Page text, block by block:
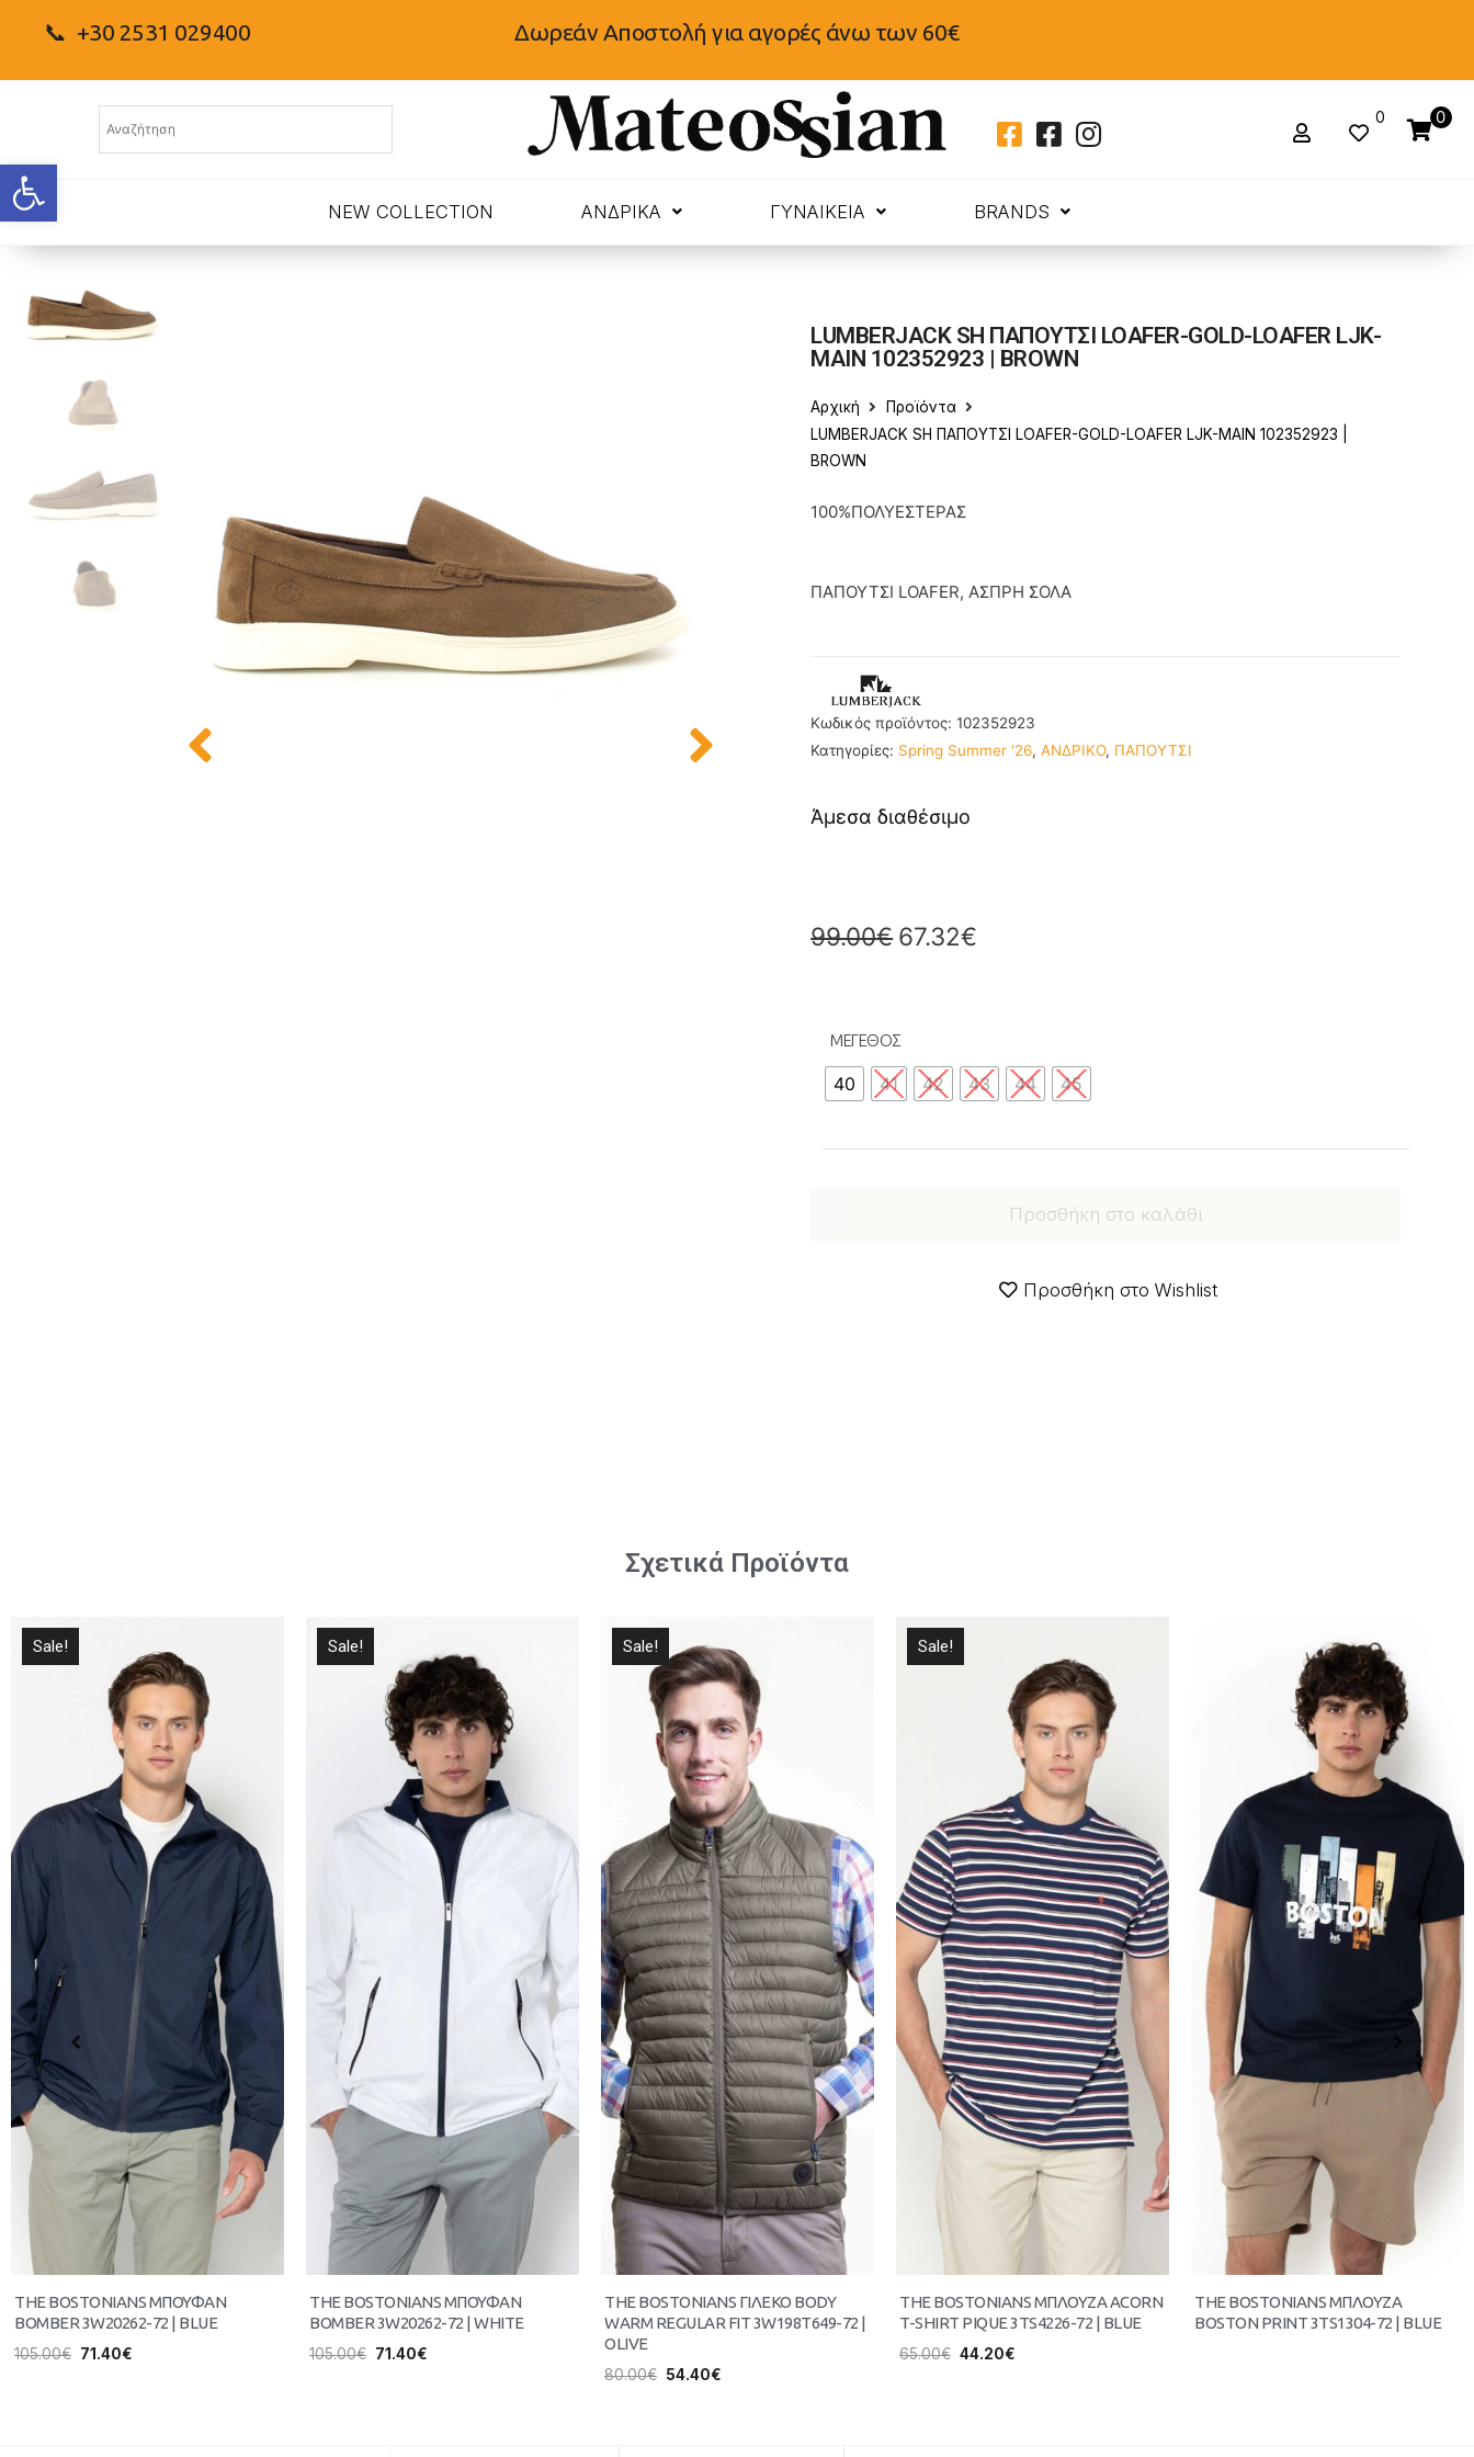
Ανοίξτε τη γραμμή εργαλείων
📞 +30 2531 029400 Δωρεάν Αποστολή για αγορές άνω των 60€
0 0
NEW COLLECTION ΑΝΔΡΙΚΑ ΓΥΝΑΙΚΕΙΑ BRANDS
LUMBERJACK SH ΠΑΠΟΥΤΣΙ LOAFER-GOLD-LOAFER LJK-
MAIN 102352923 | BROWN
Αρχική
Προϊόντα
LUMBERJACK SH ΠΑΠΟΥΤΣΙ LOAFER-GOLD-LOAFER LJK-MAIN 102352923 |
BROWN
100%ΠΟΛΥΕΣΤΕΡΑΣ
ΠΑΠΟΥΤΣΙ LOAFER, ΑΣΠΡΗ ΣΟΛΑ
Κωδικός προϊόντος:102352923
Κατηγορίες: Spring Summer '26,ΑΝΔΡΙΚΟ, ΠΑΠΟΥΤΣΙ
Άμεσα διαθέσιμο
99.00€ 67.32€
ΜΕΓΕΘΟΣ
40 41 42 43 44 45
Προσθήκη στο καλάθι
Προσθήκη στο Wishlist
Σχετικά Προϊόντα
Sale!
THE BOSTONIANS ΜΠΟΥΦΑΝ
BOMBER 3W20262-72 | BLUE
105.00€ 71.40€
Sale!
THE BOSTONIANS ΜΠΟΥΦΑΝ
BOMBER 3W20262-72 | WHITE
105.00€ 71.40€
Sale!
THE BOSTONIANS ΓΙΛΕΚΟ BODY
WARM REGULAR FIT 3W198T649-72 |
OLIVE
80.00€ 54.40€
Sale!
THE BOSTONIANS ΜΠΛΟΥΖΑ ACORN
T-SHIRT PIQUE 3TS4226-72 | BLUE
65.00€ 44.20€
THE BOSTONIANS ΜΠΛΟΥΖΑ
BOSTON PRINT 3TS1304-72 | BLUE